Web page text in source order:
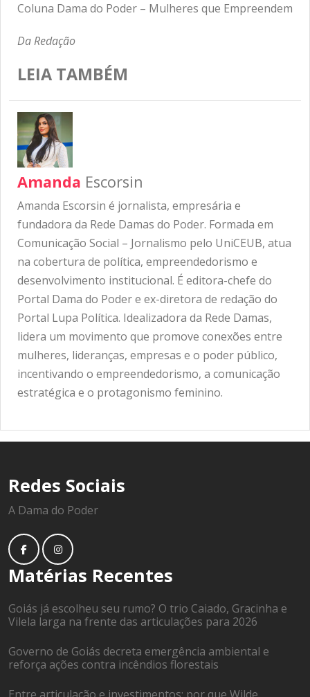
Coluna Dama do Poder – Mulheres que Empreendem
Da Redação
LEIA TAMBÉM
Amanda Escorsin
Amanda Escorsin é jornalista, empresária e
fundadora da Rede Damas do Poder. Formada em
Comunicação Social – Jornalismo pelo UniCEUB, atua
na cobertura de política, empreendedorismo e
desenvolvimento institucional. É editora-chefe do
Portal Dama do Poder e ex-diretora de redação do
Portal Lupa Política. Idealizadora da Rede Damas,
lidera um movimento que promove conexões entre
mulheres, lideranças, empresas e o poder público,
incentivando o empreendedorismo, a comunicação
estratégica e o protagonismo feminino.
Redes Sociais
A Dama do Poder
Matérias Recentes
Goiás já escolheu seu rumo? O trio Caiado, Gracinha e
Vilela larga na frente das articulações para 2026
Governo de Goiás decreta emergência ambiental e
reforça ações contra incêndios florestais